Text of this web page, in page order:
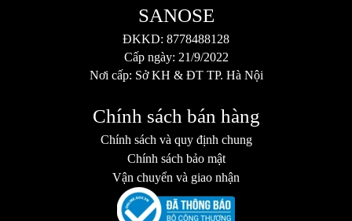
SANOSE
ĐKKD: 8778488128
Cấp ngày: 21/9/2022
Nơi cấp: Sở KH & ĐT TP. Hà Nội
Chính sách bán hàng
Chính sách và quy định chung
Chính sách bảo mật
Vận chuyển và giao nhận